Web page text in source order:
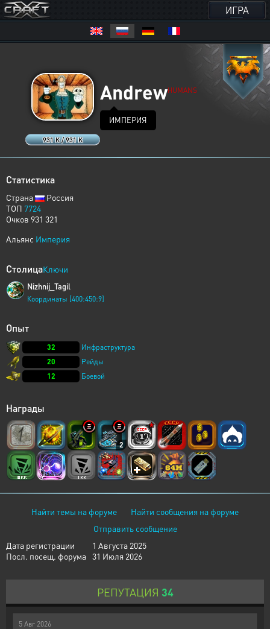
ИГРА
931 K / 931 K
AndrewHUMANS
ИМПЕРИЯ
Статистика
Страна
Россия
ТОП 7724
Очков 931 321
Альянс Империя
СтолицаКлючи
Nizhnij_Tagil
Координаты [400:450:9]
Опыт
32
Инфраструктура
20
Рейды
12
Боевой
Награды
2
Найти темы на форуме
Найти сообщения на форуме
Отправить сообщение
Дата регистрации
1 Августа 2025
Посл. посещ. форума 31 Июля 2026
РЕПУТАЦИЯ 34
5 Авг 2026